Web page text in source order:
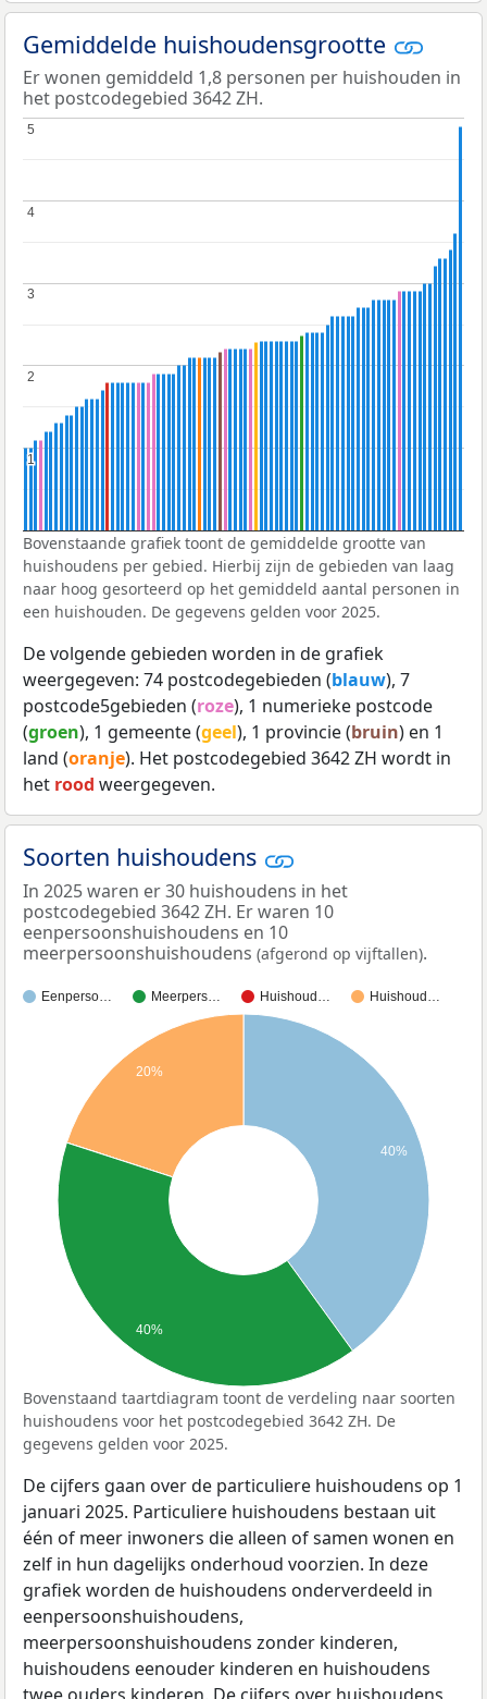
Gemiddelde huishoudensgrootte
Er wonen gemiddeld 1,8 personen per huishouden in
het postcodegebied 3642 ZH.
1
1
2
2
3
3
4
4
5
5
Bovenstaande grafiek toont de gemiddelde grootte van
huishoudens per gebied. Hierbij zijn de gebieden van laag
naar hoog gesorteerd op het gemiddeld aantal personen in
een huishouden. De gegevens gelden voor 2025.
De volgende gebieden worden in de grafiek
weergegeven: 74 postcodegebieden (blauw), 7
postcode5gebieden (roze), 1 numerieke postcode
(groen), 1 gemeente (geel), 1 provincie (bruin) en 1
land (oranje). Het postcodegebied 3642 ZH wordt in
het rood weergegeven.
Soorten huishoudens
In 2025 waren er 30 huishoudens in het
postcodegebied 3642 ZH. Er waren 10
eenpersoonshuishoudens en 10
meerpersoonshuishoudens (afgerond op vijftallen).
Eenperso… Meerpers… Huishoud… Huishoud…
40%
20%
40%
Bovenstaand taartdiagram toont de verdeling naar soorten
huishoudens voor het postcodegebied 3642 ZH. De
gegevens gelden voor 2025.
De cijfers gaan over de particuliere huishoudens op 1
januari 2025. Particuliere huishoudens bestaan uit
één of meer inwoners die alleen of samen wonen en
zelf in hun dagelijks onderhoud voorzien. In deze
grafiek worden de huishoudens onderverdeeld in
eenpersoonshuishoudens,
meerpersoonshuishoudens zonder kinderen,
huishoudens eenouder kinderen en huishoudens